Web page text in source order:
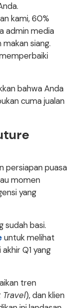
kami, 60%
admin media
siang.
bahwa Anda
cuma jualan
persiapan puasa
momen
yang
sudah basi.
untuk melihat
Q1 yang
tren
Travel), dan klien